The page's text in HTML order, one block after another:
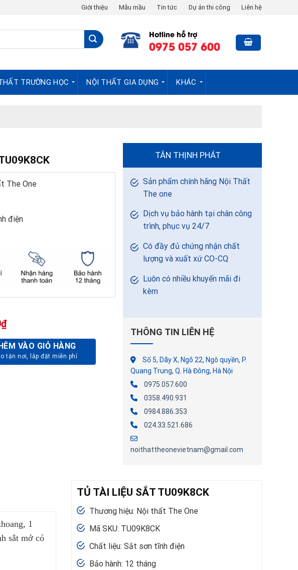
Giới thiệu Mẫu mầu Tin tức Dự án thi công Liên hệ
Hotline hỗ trợ
0975 057 600
TRƯỜNG HỌC NỘI THẤT GIA DỤNG KHÁC
The One
điện
₫
số lượng
VÀO GIỎ HÀNG
TÂN THỊNH PHÁT
Sản phẩm chính hãng Nội Thất
The one
Dịch vụ bảo hành tại chân công
trình, phục vụ 24/7
Có đầy đủ chứng nhận chất
lượng và xuất xứ CO-CQ
Luôn có nhiều khuyến mãi đi
kèm
THÔNG TIN LIÊN HỆ
Số 5, Dãy X, Ngõ 22, Ngô quyền, P.
Quang Trung, Q. Hà Đông, Hà Nội
0975.057.600
0358.490.931
0984.886.353
024.33.521.686
noithattheonevietnam@gmail.com
1
sắt mở có
TỦ TÀI LIỆU SẮT TU09K8CK
Thương hiệu: Nội thất The One
Mã SKU: TU09K8CK
Chất liệu: Sắt sơn tĩnh điện
Bảo hành: 12 tháng